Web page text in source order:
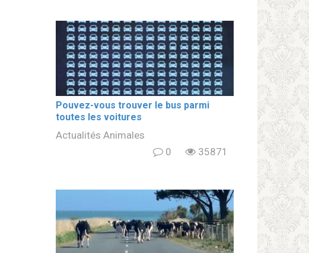
Pouvez-vous trouver le bus parmi
toutes les voitures
Actualités Animales
0
35871